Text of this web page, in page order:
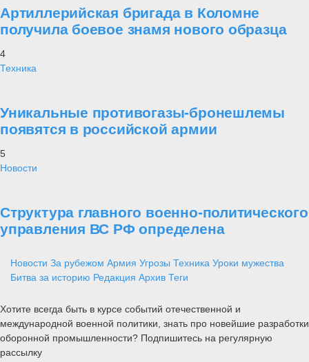
Артиллерийская бригада в Коломне
получила боевое знамя нового образца
4
Техника
Уникальные противогазы-бронешлемы
появятся в российской армии
5
Новости
Структура главного военно-политического
управления ВС РФ определена
Новости За рубежом Армия Угрозы Техника Уроки мужества
Битва за историю Редакция Архив Теги
Хотите всегда быть в курсе событий отечественной и
международной военной политики, знать про новейшие разработки
оборонной промышленности? Подпишитесь на регулярную
рассылку